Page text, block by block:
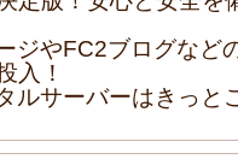
ジやFC2ブログなど
入！
ルサーバーはきっと